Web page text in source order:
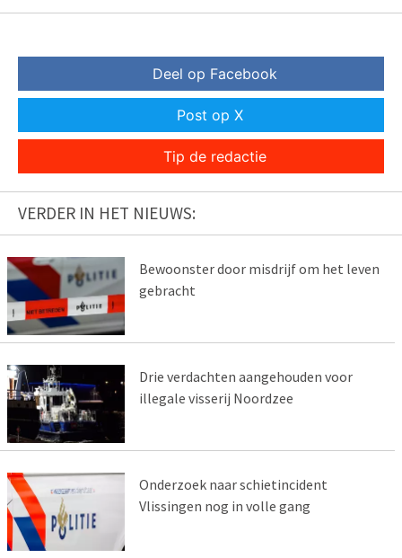
Deel op Facebook
Post op X
Tip de redactie
VERDER IN HET NIEUWS:
Bewoonster door misdrijf om het leven
gebracht
Drie verdachten aangehouden voor
illegale visserij Noordzee
Onderzoek naar schietincident
Vlissingen nog in volle gang